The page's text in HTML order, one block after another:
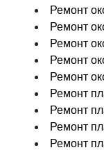
Ремонт
Ремонт
Ремонт
Ремонт
Ремонт
Ремонт
Ремонт
Ремонт
Ремонт